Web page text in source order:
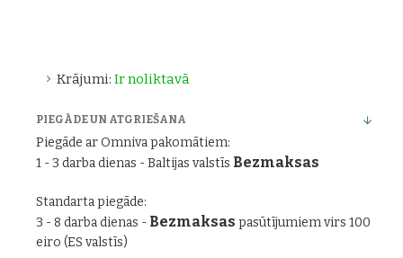
Krājumi: Ir noliktavā
PIEGĀDE UN ATGRIEŠANA
Piegāde ar Omniva pakomātiem:
1 - 3 darba dienas - Baltijas valstīs Bezmaksas
Standarta piegāde:
3 - 8 darba dienas - Bezmaksas pasūtījumiem virs 100
eiro (ES valstīs)